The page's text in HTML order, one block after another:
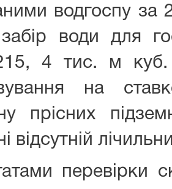
водгоспу за
забір води для
215, 4 тис. м
на
прісних
відсутній
перевірки